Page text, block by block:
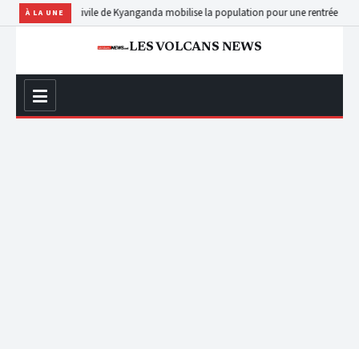
À LA UNE
civile de Kyanganda mobilise la population pour une rentrée scolaire
LES VOLCANS NEWS